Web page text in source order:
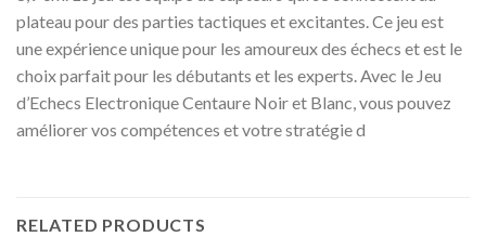
plateau pour des parties tactiques et excitantes. Ce jeu est
une expérience unique pour les amoureux des échecs et est le
choix parfait pour les débutants et les experts. Avec le Jeu
d’Echecs Electronique Centaure Noir et Blanc, vous pouvez
améliorer vos compétences et votre stratégie d
RELATED PRODUCTS